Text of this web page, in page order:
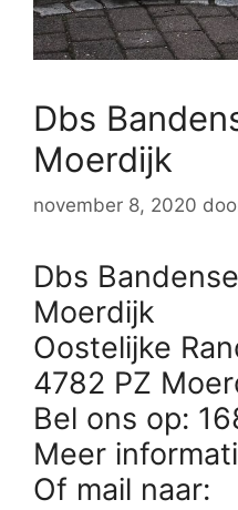
Dbs
Moerdijk
november 8, 2020
Dbs
Moerdijk
Oostelijke
4782 PZ
Bel ons op:
Meer
Of mail naar: